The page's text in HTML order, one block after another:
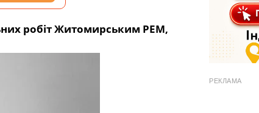
робіт Житомирським РЕМ,
РЕКЛАМА